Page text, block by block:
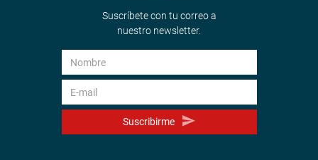
Suscríbete con tu correo a
nuestro newsletter.
Suscribirme